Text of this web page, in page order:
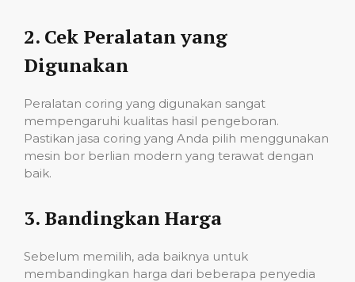
2. Cek Peralatan yang
Digunakan
Peralatan coring yang digunakan sangat
mempengaruhi kualitas hasil pengeboran.
Pastikan jasa coring yang Anda pilih menggunakan
mesin bor berlian modern yang terawat dengan
baik.
3. Bandingkan Harga
Sebelum memilih, ada baiknya untuk
membandingkan harga dari beberapa penyedia